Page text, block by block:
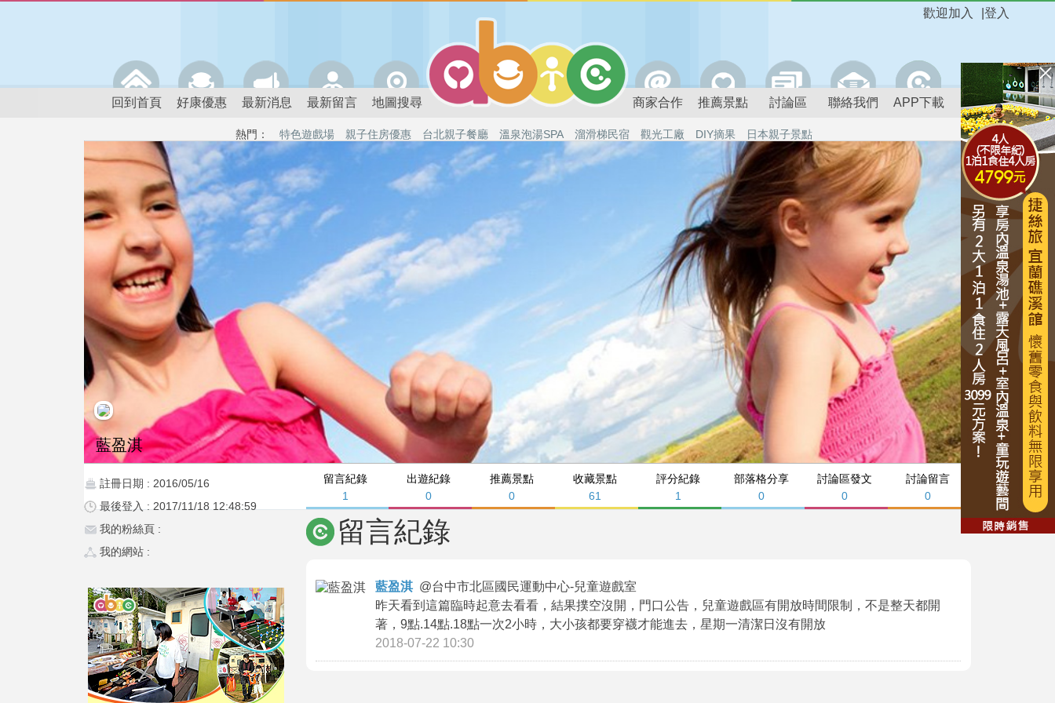
登入
歡迎加入
回到首頁 好康優惠 最新消息 最新留言 地圖搜尋 商家合作 推薦景點 討論區 聯絡我們 APP下載
熱門： 特色遊戲場 親子住房優惠 台北親子餐廳 溫泉泡湯SPA 溜滑梯民宿 觀光工廠 DIY摘果 日本親子景點
留言紀錄
1
出遊紀錄
0
推薦景點
0
收藏景點
61
評分紀錄
1
部落格分享
0
討論區發文
0
討論留言
0
藍盈淇
註冊日期 : 2016/05/16
最後登入 : 2017/11/18 12:48:59
我的粉絲頁 :
我的網站 :
留言紀錄
藍盈淇 @台中市北區國民運動中心-兒童遊戲室
昨天看到這篇臨時起意去看看，結果撲空沒開，門口公告，兒童遊戲區有開放時間限制，不是整天都開
著，9點.14點.18點一次2小時，大小孩都要穿襪才能進去，星期一清潔日沒有開放
2018-07-22 10:30